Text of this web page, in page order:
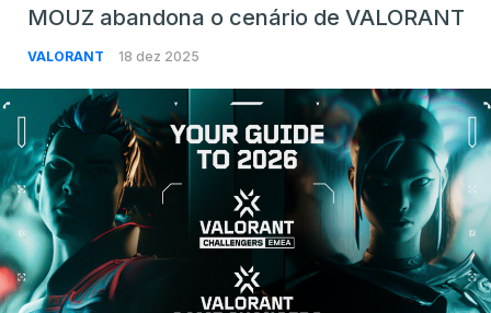
MOUZ abandona o cenário de VALORANT
VALORANT 18 dez 2025